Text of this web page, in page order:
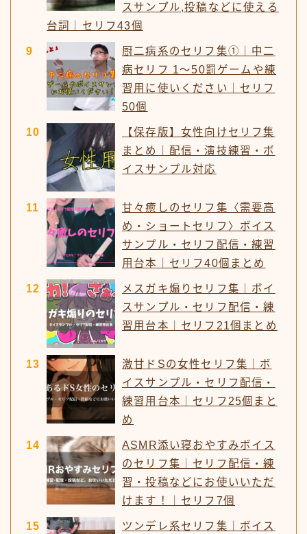
スサンプル,投稿などに使える
台詞｜セリフ43個
厨二病系のセリフ集①｜中二
病セリフ 1〜50罰ゲームや練
習用に使いください｜セリフ
50個
【保存版】女性向けセリフ集
まとめ｜配信・演技練習・ボ
イスサンプル対応
甘々癒しのセリフ集〈需要高
め・ショートセリフ〉ボイス
サンプル・セリフ配信・練習
用台本｜セリフ40個まとめ
メスガキ煽りセリフ集｜ボイ
スサンプル・セリフ配信・練
習用台本｜セリフ21個まとめ
激甘ドSの女性セリフ集｜ボ
イスサンプル・セリフ配信・
練習用台本｜セリフ25個まと
め
ASMR添い寝おやすみボイス
のセリフ集｜セリフ配信・練
習・投稿などにお使いいただ
けます！｜セリフ7個
ツンデレ系セリフ集｜ボイス